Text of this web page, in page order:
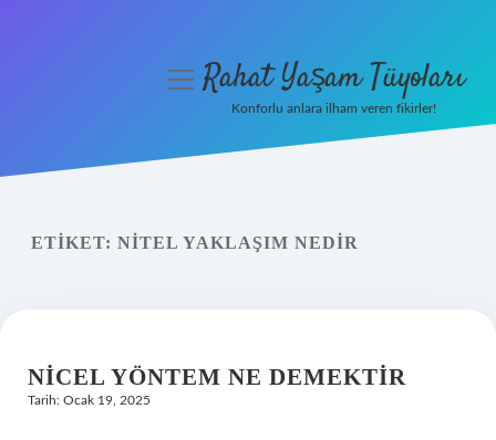
Yasal Uyarı
menüyüRahat Yaşam Tüyoları
Konforlu anlara ilham veren fikirler!
ETIKET: NITEL YAKLAŞIM NEDIR
NICEL YÖNTEM NE DEMEKTIR
Tarih: Ocak 19, 2025